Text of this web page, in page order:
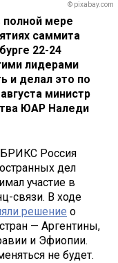
© pixabay.com
полной мере
саммита
22-24
лидерами
и делал это по
министр
ЮАР Наледи
Россия
дел
участие в
связи. В ходе
решение о
— Аргентины,
и Эфиопии.
не будет.